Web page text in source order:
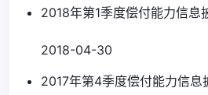
2018年第1季度偿付能力信息
2018-04-30
2017年第4季度偿付能力信息